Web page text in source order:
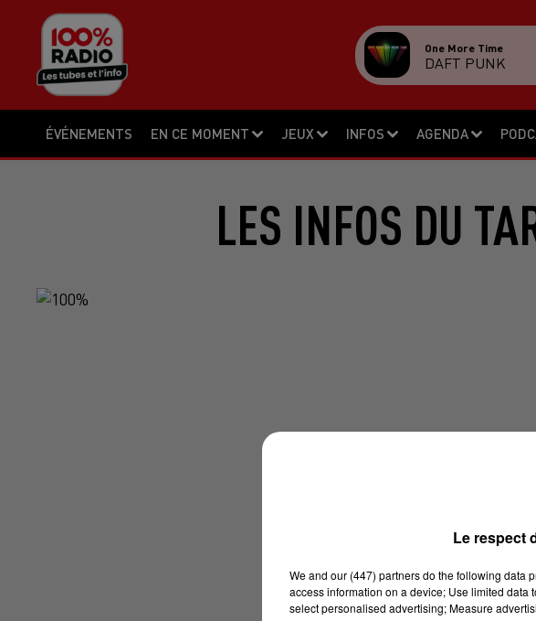
ÉVÉNEMENTS EN CE MOMENT JEUX INFOS AGENDA
One More Time
DAFT PUNK
LES INFOS DU
Le respect
We and our (447) partnersdo the following data
access information on a device; Use limited
select personalised advertising; Measure